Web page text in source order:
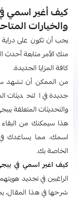
كيف أغير اسمي
والخيارات
يجب أن تكون على دراية
منك الأمر متابعة أحدث
كافة المزايا الجديدة.
من الممكن أن تشهد
جديدة في التحديثات
والتحديثات المتعلقة
هذا سيمكنك من البقاء
اسمك، مما يساعدك في
الخاصة بك.
كيف اغير اسمي في
الراغبين في تجديد
شرحها في هذا المقال،